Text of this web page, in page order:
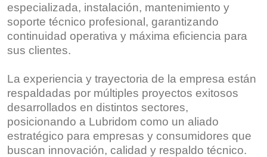
especializada, instalación, mantenimiento y
soporte técnico profesional, garantizando
continuidad operativa y máxima eficiencia para
sus clientes.
La experiencia y trayectoria de la empresa están
respaldadas por múltiples proyectos exitosos
desarrollados en distintos sectores,
posicionando a Lubridom como un aliado
estratégico para empresas y consumidores que
buscan innovación, calidad y respaldo técnico.